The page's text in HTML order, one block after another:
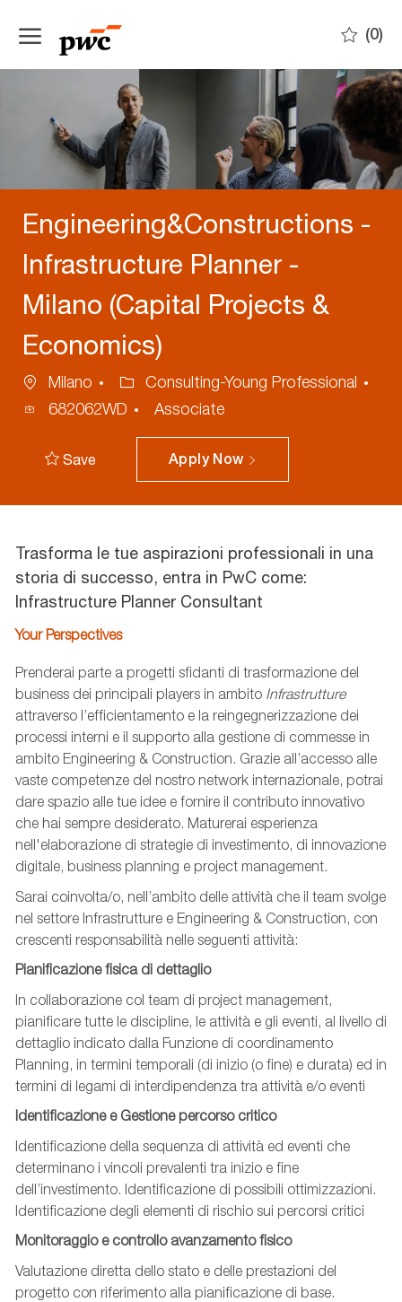
(0)
Engineering&Constructions -
Infrastructure Planner -
Milano (Capital Projects &
Economics)
Location
Milano Category
Consulting-Young Professional
Process
682062WD Associate
Save Apply Now
Trasforma le tue aspirazioni professionali in una
storia di successo, entra in PwC come:
Infrastructure Planner Consultant
Your Perspectives
Prenderai parte a progetti sfidanti di trasformazione del
business dei principali players in ambito Infrastrutture
attraverso l’efficientamento ela reingegnerizzazione dei
processi interni e il supporto alla gestione di commesse in
ambito Engineering & Construction. Grazieall’accesso alle
vaste competenze del nostro network internazionale, potrai
dare spazio alle tue idee e fornire il contributo innovativo
che hai sempre desiderato. Maturerai esperienza
nell'elaborazione di strategie di investimento, di innovazione
digitale, business planning e project management.
Sarai coinvolta/o, nell’ambito delle attività che il team svolge
nel settore Infrastrutture e Engineering & Construction, con
crescenti responsabilità nelle seguenti attività:
Pianificazione fisica di dettaglio
In collaborazione col team di project management,
pianificare tutte le discipline, le attività e gli eventi, al livello di
dettaglio indicato dalla Funzione di coordinamento
Planning, in termini temporali (di inizio (o fine) e durata) ed in
termini di legami di interdipendenza tra attività e/o eventi
Identificazione e Gestione percorso critico
Identificazione della sequenza di attività ed eventi che
determinano i vincoli prevalenti tra inizio e fine
dell’investimento. Identificazione di possibili ottimizzazioni.
Identificazione degli elementi di rischio sui percorsi critici
Monitoraggio e controllo avanzamento fisico
Valutazione diretta dello stato e delle prestazioni del
progetto con riferimento alla pianificazione di base.